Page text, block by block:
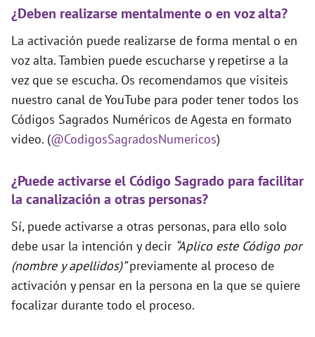
¿Deben realizarse mentalmente o en voz alta?
La activación puede realizarse de forma mental o en
voz alta. Tambien puede escucharse y repetirse a la
vez que se escucha. Os recomendamos que visiteis
nuestro canal de YouTube para poder tener todos los
Códigos Sagrados Numéricos de Agesta en formato
video. (@CodigosSagradosNumericos)
¿Puede activarse el Código Sagrado para facilitar
la canalización a otras personas?
Sí, puede activarse a otras personas, para ello solo
debe usar la intención y decir “Aplico este Código por
(nombre y apellidos)”previamente al proceso de
activación y pensar en la persona en la que se quiere
focalizar durante todo el proceso.